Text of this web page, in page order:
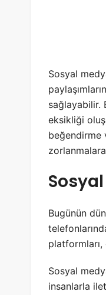
Sosyal
sağlayabilir.
eksikliği
beğendirme
Bugünün
Sosyal
insanlarla